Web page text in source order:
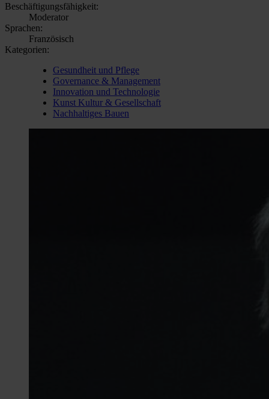
Beschäftigungsfähigkeit:
Moderator
Sprachen:
Französisch
Kategorien:
Gesundheit und Pflege
Governance & Management
Innovation und Technologie
Kunst Kultur & Gesellschaft
Nachhaltiges Bauen